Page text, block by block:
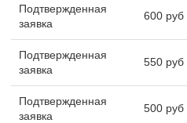
Подтвержденная
заявка
600 руб
Подтвержденная
заявка
550 руб
Подтвержденная
заявка
500 руб